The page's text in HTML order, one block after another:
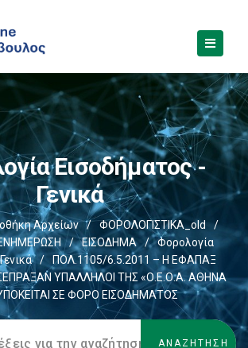
Εισοδήματος -
Γενικά
Αρχείων / ΦΟΡΟΛΟΓΙΣΤΙΚΑ_old
/
/ ΕΙΣΟΔΗΜΑ /
Φορολογία
/
ΠΟΛ.1105/6.5.2011 – Η ΕΦΑΠΑΞ
ΥΠΑΛΛΗΛΟΙ ΤΗΣ «Ο.Ε.Ο.Α. ΑΘΗΝΑ
ΣΕ ΦΟΡΟ ΕΙΣΟΔΗΜΑΤΟΣ